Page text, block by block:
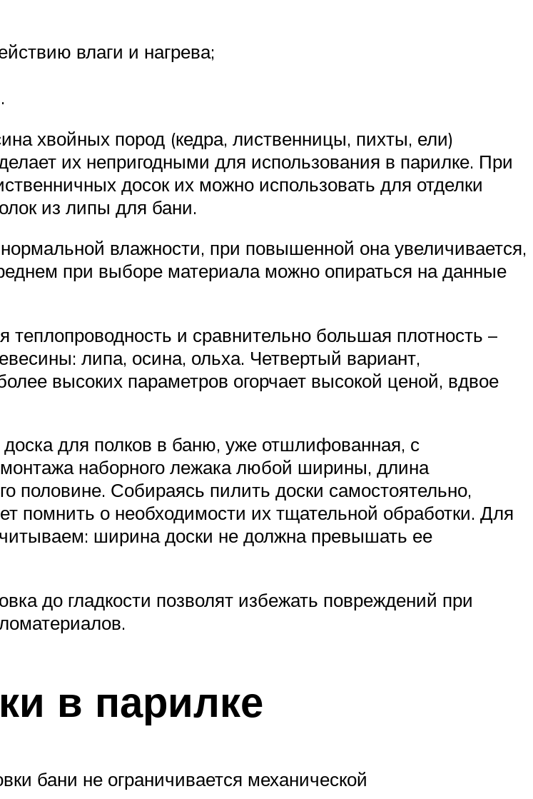
влаги и нагрева;
хвойных пород (кедра, лиственницы, пихты, ели)
их непригодными для использования в парилке. При
досок их можно использовать для отделки
из липы для бани.
влажности, при повышенной она увеличивается,
при выборе материала можно опираться на данные
и сравнительно большая плотность –
липа, осина, ольха. Четвертый вариант,
высоких параметров огорчает высокой ценой, вдвое
для полков в баню, уже отшлифованная, с
наборного лежака любой ширины, длина
половине. Собираясь пилить доски самостоятельно,
помнить о необходимости их тщательной обработки. Для
ширина доски не должна превышать ее
до гладкости позволят избежать повреждений при
в парилке
бани не ограничивается механической